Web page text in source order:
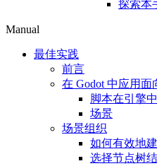
探索本
Manual
最佳实践
前言
在 Godot 中应用面
脚本在引擎
场景
场景组织
如何有效地
选择节点树